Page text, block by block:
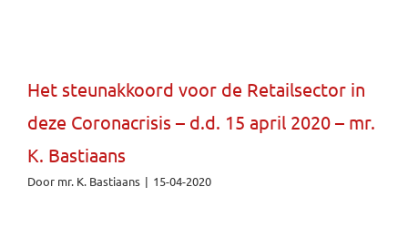
Het steunakkoord voor de Retailsector in
deze Coronacrisis – d.d. 15 april 2020 – mr.
K. Bastiaans
Door mr. K. Bastiaans | 15-04-2020